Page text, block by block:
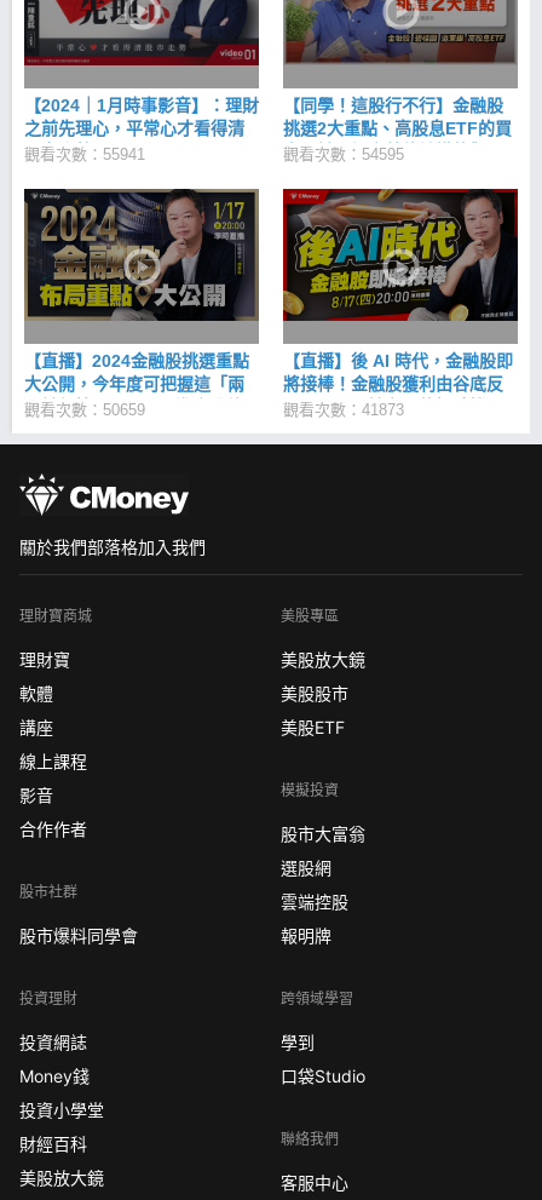
【2024｜1月時事影音】：理財
之前先理心，平常心才看得清
股市走勢！
觀看次數：55941
【同學！這股行不行】金融股
挑選2大重點、高股息ETF的買
賣關鍵、投資美債該懂的觀
加碼、公開陳重銘金融股清單
觀看次數：54595
【直播】2024金融股挑選重點
大公開，今年度可把握這「兩
關鍵行情」！ETF平準金發放
觀看次數：50659
【直播】後 AI 時代，金融股即
將接棒！金融股獲利由谷底反
彈，正是開始布局的好時機？
觀看次數：41873
關於我們部落格加入我們
理財寶商城
理財寶
軟體
講座
線上課程
影音
合作作者
股市社群
股市爆料同學會
投資理財
投資網誌
Money錢
投資小學堂
財經百科
美股放大鏡
美股專區
美股放大鏡
美股股市
美股ETF
模擬投資
股市大富翁
選股網
雲端控股
報明牌
跨領域學習
學到
口袋Studio
聯絡我們
客服中心